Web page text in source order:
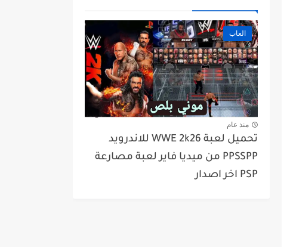
العاب
منذ عام
تحميل لعبة WWE 2k26 للاندرويد
PPSSPP من ميديا فاير لعبة مصارعة
PSP اخر اصدار